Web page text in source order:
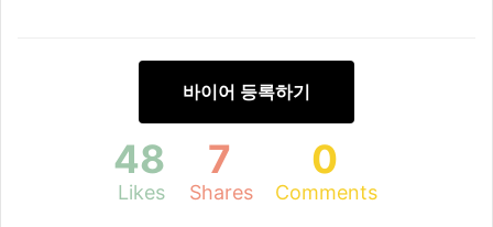
바이어 등록하기
48
Likes
7
Shares
0
Comments